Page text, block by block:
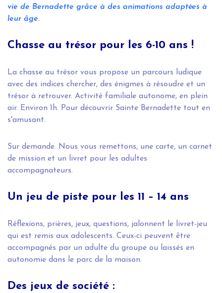
vie de Bernadette grâce à des animations adaptées à
leur âge.
Chasse au trésor pour les 6-10 ans !
La chasse au trésor vous propose un parcours ludique
avec des indices chercher, des énigmes à résoudre et un
trésor à retrouver. Activité familiale autonome, en plein
air. Environ 1h. Pour découvrir Sainte Bernadette tout en
s'amusant.
Sur demande. Nous vous remettons, une carte, un carnet
de mission et un livret pour les adultes
accompagnateurs.
Un jeu de piste pour les 11 – 14 ans
Réflexions, prières, jeux, questions, jalonnent le livret-jeu
qui est remis aux adolescents. Ceux-ci peuvent être
accompagnés par un adulte du groupe ou laissés en
autonomie dans le parc de la maison.
Des jeux de société :